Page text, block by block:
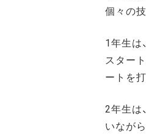
個々の
1年生は
スター
ートを
2年生は
いなが